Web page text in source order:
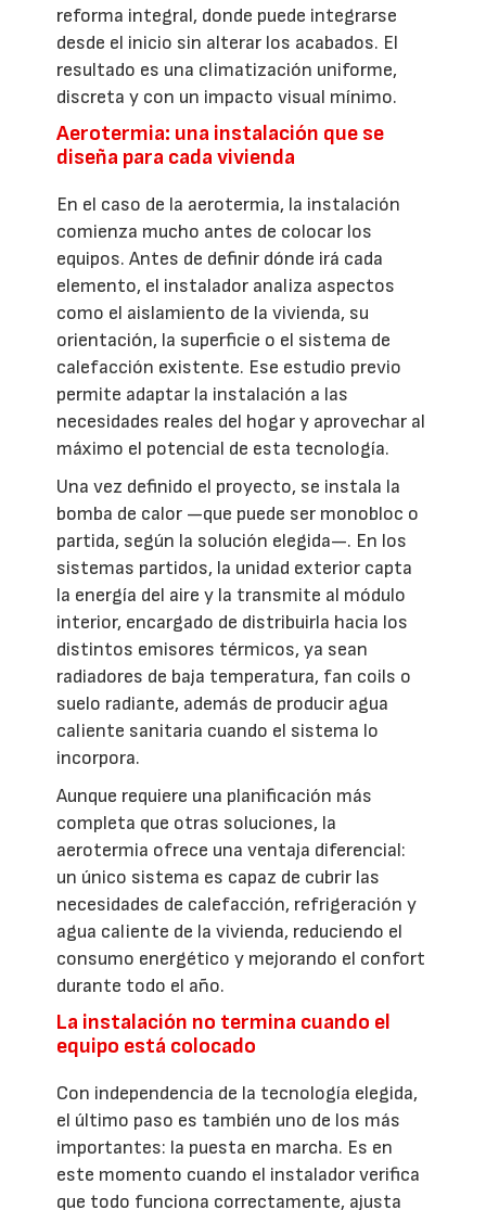
reforma integral, donde puede integrarse
desde el inicio sin alterar los acabados. El
resultado es una climatización uniforme,
discreta y con un impacto visual mínimo.
Aerotermia: una instalación que se
diseña para cada vivienda
En el caso de la aerotermia, la instalación
comienza mucho antes de colocar los
equipos. Antes de definir dónde irá cada
elemento, el instalador analiza aspectos
como el aislamiento de la vivienda, su
orientación, la superficie o el sistema de
calefacción existente. Ese estudio previo
permite adaptar la instalación a las
necesidades reales del hogar y aprovechar al
máximo el potencial de esta tecnología.
Una vez definido el proyecto, se instala la
bomba de calor —que puede ser monobloc o
partida, según la solución elegida—. En los
sistemas partidos, la unidad exterior capta
la energía del aire y la transmite al módulo
interior, encargado de distribuirla hacia los
distintos emisores térmicos, ya sean
radiadores de baja temperatura, fan coils o
suelo radiante, además de producir agua
caliente sanitaria cuando el sistema lo
incorpora.
Aunque requiere una planificación más
completa que otras soluciones, la
aerotermia ofrece una ventaja diferencial:
un único sistema es capaz de cubrir las
necesidades de calefacción, refrigeración y
agua caliente de la vivienda, reduciendo el
consumo energético y mejorando el confort
durante todo el año.
La instalación no termina cuando el
equipo está colocado
Con independencia de la tecnología elegida,
el último paso es también uno de los más
importantes: la puesta en marcha. Es en
este momento cuando el instalador verifica
que todo funciona correctamente, ajusta